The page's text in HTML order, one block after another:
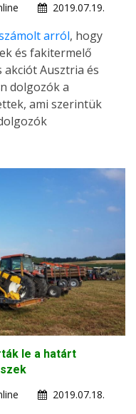
2019.07.19.
arról, hogy
és fakitermelő
Ausztria és
dolgozók a
ami szerintük
le a határt
2019.07.18.